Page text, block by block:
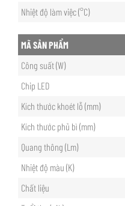
Nhiệt độ làm việc (°C)
MÃ SẢN PHẨM
Công suất (W)
Chip LED
Kích thước khoét lỗ (mm)
Kích thước phủ bì (mm)
Quang thông (Lm)
Nhiệt độ màu (K)
Chất liệu